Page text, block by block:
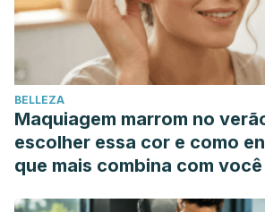
BELLEZA
Maquiagem marrom no
escolher essa cor e como
que mais combina com você